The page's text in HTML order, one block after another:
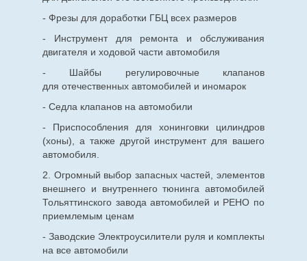
- Фрезы для доработки ГБЦ всех размеров
- Инструмент для ремонта и обслуживания
двигателя и ходовой части автомобиля
- Шайбы регулировочные клапанов
для отечественныхавтомобилей и иномарок
- Седла клапанов на автомобили
- Приспособления для хонинговки цилиндров
(хоны), а также другой инструмент для вашего
автомобиля.
2. Огромный выбор запасных частей, элементов
внешнего и внутреннего тюнинга автомобилей
Тольяттинского завода автомобилей и РЕНО по
приемлемым ценам
- Заводские Электроусилители руля и комплекты
на все автомобили